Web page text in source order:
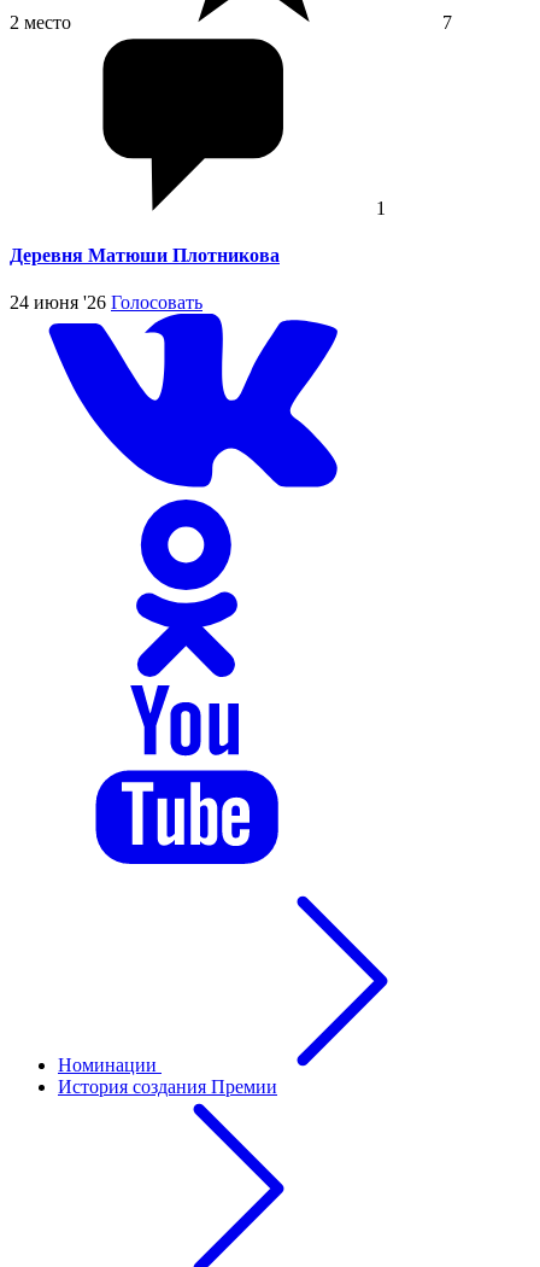
2 место 7
1
Деревня Матюши Плотникова
24 июня '26 Голосовать
Номинации
История создания Премии